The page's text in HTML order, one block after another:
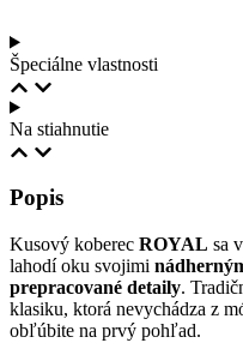
Špeciálne vlastnosti
Na stiahnutie
Popis
Kusový koberec ROYAL sa
lahodí oku svojimi
prepracované detaily.
klasiku, ktorá nevychádza z
obľúbite na prvý pohľad.